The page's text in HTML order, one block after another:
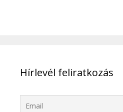
Hírlevél feliratkozás